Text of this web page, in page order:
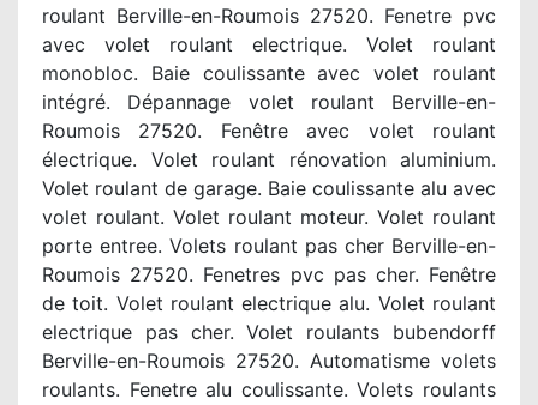
roulant Berville-en-Roumois 27520. Fenetre pvc
avec volet roulant electrique. Volet roulant
monobloc. Baie coulissante avec volet roulant
intégré. Dépannage volet roulant Berville-en-
Roumois 27520. Fenêtre avec volet roulant
électrique. Volet roulant rénovation aluminium.
Volet roulant de garage. Baie coulissante alu avec
volet roulant. Volet roulant moteur. Volet roulant
porte entree. Volets roulant pas cher Berville-en-
Roumois 27520. Fenetres pvc pas cher. Fenêtre
de toit. Volet roulant electrique alu. Volet roulant
electrique pas cher. Volet roulants bubendorff
Berville-en-Roumois 27520. Automatisme volets
roulants. Fenetre alu coulissante. Volets roulants